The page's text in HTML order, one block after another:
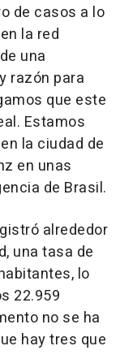
de casos a lo
la red
una
razón para
que este
Estamos
la ciudad de
en unas
de Brasil.
alrededor
una tasa de
lo
22.959
no se ha
hay tres que